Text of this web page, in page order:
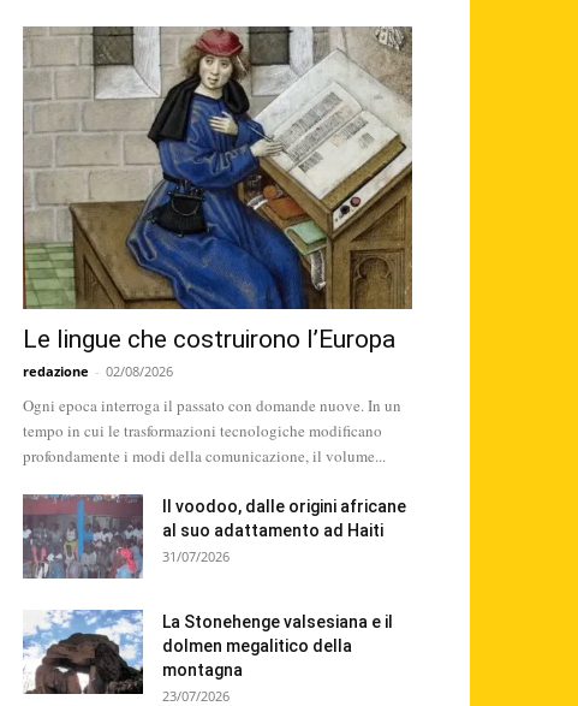
Le lingue che costruirono l’Europa
redazione - 02/08/2026
Ogni epoca interroga il passato con domande nuove. In un
tempo in cui le trasformazioni tecnologiche modificano
profondamente i modi della comunicazione, il volume...
Il voodoo, dalle origini africane
al suo adattamento ad Haiti
31/07/2026
La Stonehenge valsesiana e il
dolmen megalitico della
montagna
23/07/2026